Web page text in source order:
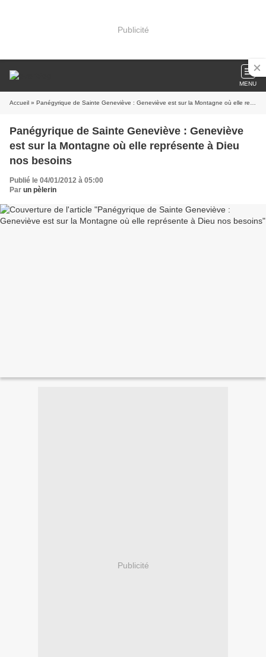
Publicité
MENU
Accueil » Panégyrique de Sainte Geneviève : Geneviève est sur la Montagne où elle représente à Dieu nos besoins
Panégyrique de Sainte Geneviève : Geneviève
est sur la Montagne où elle représente à Dieu
nos besoins
Publié le 04/01/2012 à 05:00
Par un pèlerin
Publicité